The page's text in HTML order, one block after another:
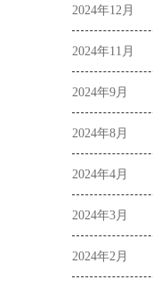
2024年12月
2024年11月
2024年9月
2024年8月
2024年4月
2024年3月
2024年2月